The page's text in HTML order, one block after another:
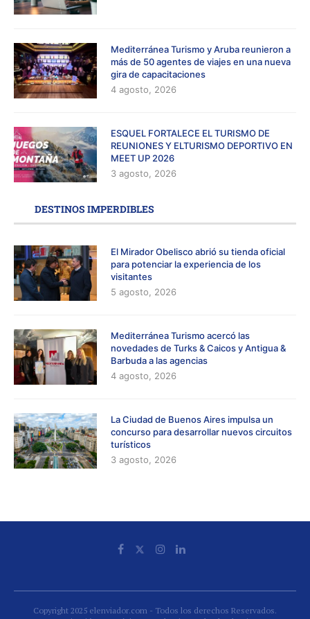
Mediterránea Turismo y Aruba reunieron a
más de 50 agentes de viajes en una nueva
gira de capacitaciones
4 agosto, 2026
ESQUEL FORTALECE EL TURISMO DE
REUNIONES Y ELTURISMO DEPORTIVO EN
MEET UP 2026
3 agosto, 2026
DESTINOS IMPERDIBLES
El Mirador Obelisco abrió su tienda oficial
para potenciar la experiencia de los
visitantes
5 agosto, 2026
Mediterránea Turismo acercó las
novedades de Turks & Caicos y Antigua &
Barbuda a las agencias
4 agosto, 2026
La Ciudad de Buenos Aires impulsa un
concurso para desarrollar nuevos circuitos
turísticos
3 agosto, 2026
Copyright 2025 elenviador.com - Todos los derechos Reservados.